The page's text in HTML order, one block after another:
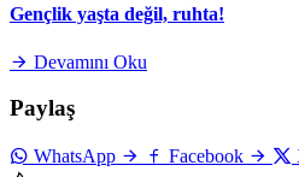
Gençlik yaşta değil, ruhta!
Devamını Oku
Paylaş
WhatsApp Facebook